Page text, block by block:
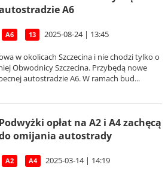
A6
A6 13 2025-08-24 | 13:45
w okolicach Szczecina i nie chodzi tylko o
Obwodnicy Szczecina. Przybędą nowe
autostradzie A6. W ramach bud...
Podwyżki opłat na A2 i A4 zachęcą
omijania autostrady
A2 A4 2025-03-14 | 14:19